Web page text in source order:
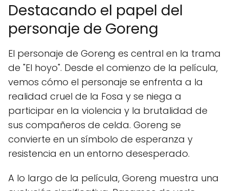
Destacando el papel del
personaje de Goreng
El personaje de Goreng es central en la trama
de "El hoyo". Desde el comienzo de la película,
vemos cómo el personaje se enfrenta a la
realidad cruel de la Fosa y se niega a
participar en la violencia y la brutalidad de
sus compañeros de celda. Goreng se
convierte en un símbolo de esperanza y
resistencia en un entorno desesperado.
A lo largo de la película, Goreng muestra una